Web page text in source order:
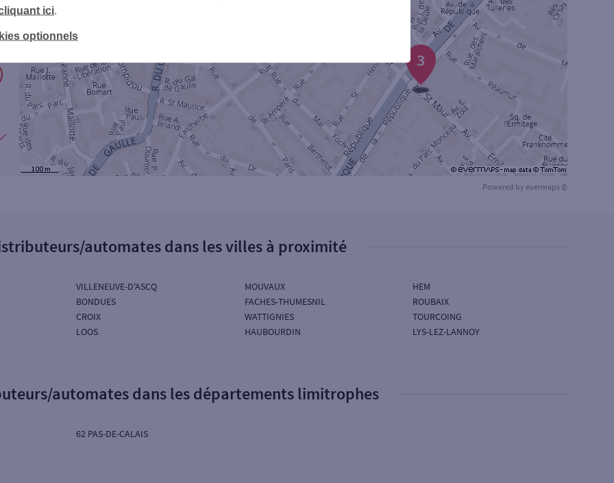
3
Powered by evermaps ©
automates dans les villes à proximité
VILLENEUVE-D'ASCQ
BONDUES
CROIX
LOOS
MOUVAUX
FACHES-THUMESNIL
WATTIGNIES
HAUBOURDIN
HEM
ROUBAIX
TOURCOING
LYS-LEZ-LANNOY
automates dans les départements limitrophes
62 PAS-DE-CALAIS
ici
optionnels